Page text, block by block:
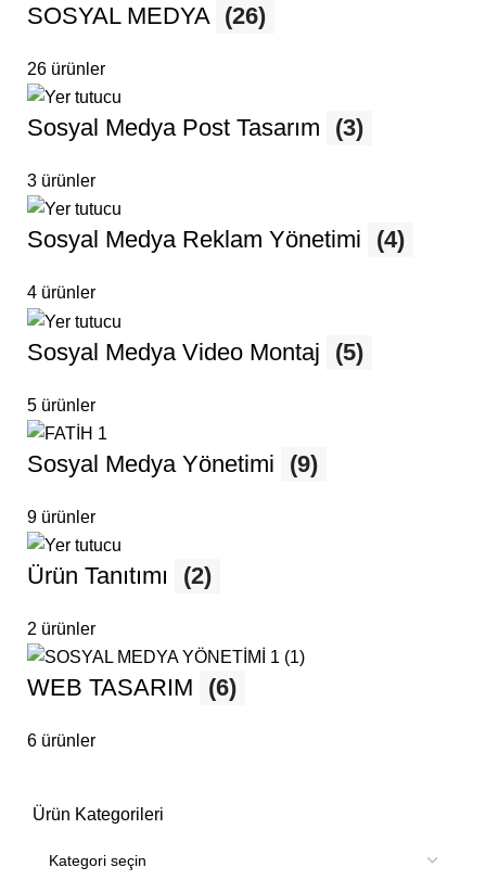
SOSYAL MEDYA (26)
26 ürünler
Sosyal Medya Post Tasarım (3)
3 ürünler
Sosyal Medya Reklam Yönetimi (4)
4 ürünler
Sosyal Medya Video Montaj (5)
5 ürünler
Sosyal Medya Yönetimi (9)
9 ürünler
Ürün Tanıtımı (2)
2 ürünler
WEB TASARIM (6)
6 ürünler
Ürün Kategorileri